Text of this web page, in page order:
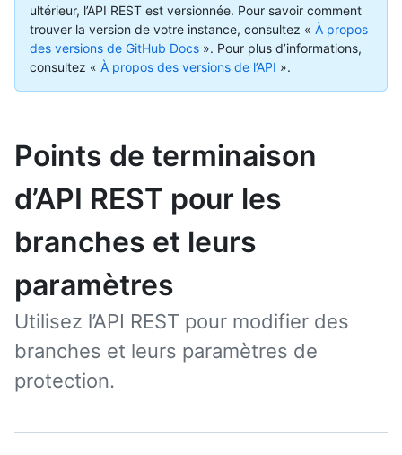
ultérieur, l’API REST est versionnée. Pour savoir comment
trouver la version de votre instance, consultez « À propos
des versions de GitHub Docs ». Pour plus d’informations,
consultez « À propos des versions de l’API ».
Points de terminaison
d’API REST pour les
branches et leurs
paramètres
Utilisez l’API REST pour modifier des
branches et leurs paramètres de
protection.